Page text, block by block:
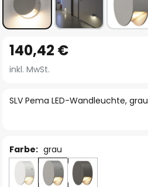
Anfang
der
springen
SLV Pema LED-Wandleuchte, grau
140,42 €
inkl. MwSt.
Farbe: grau